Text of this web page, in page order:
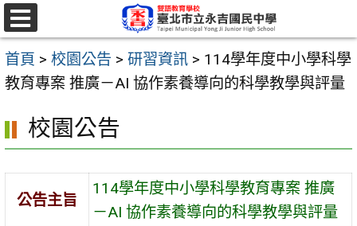
跳
至
主
要
區
選
單
首頁 > 校園公告 > 研習資訊 > 114學年度中小學科學
教育專案 推廣－AI 協作素養導向的科學教學與評量
校園公告
公告主旨
114學年度中小學科學教育專案 推廣
－AI 協作素養導向的科學教學與評量